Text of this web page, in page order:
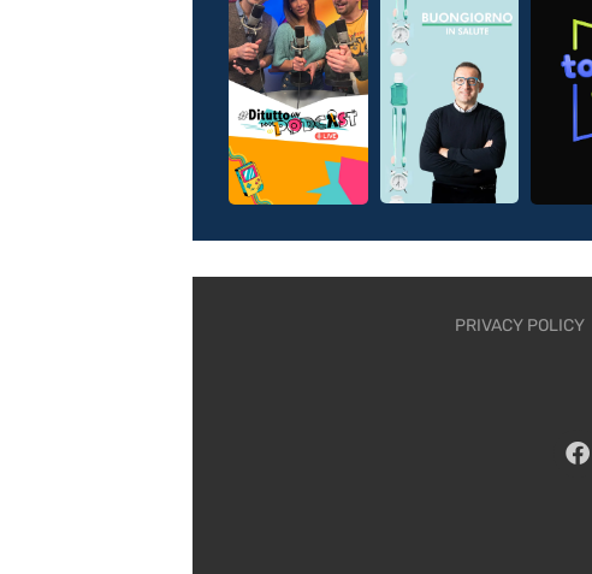
PRIVACY POLICY